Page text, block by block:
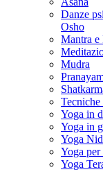
Danze
Osho
Mantra
Mudra
Tecniche
Yoga in
Yoga in
Yoga
Yoga
Yoga